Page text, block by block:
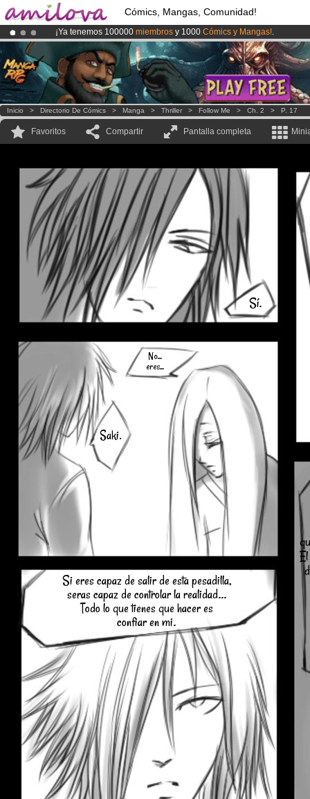
Cómics, Mangas, Comunidad!
¡Ya tenemos 100000 miembros y 1000 Cómics y Mangas!.
¡Conviertete en Premium por3.95 eurosal mes!Hazte Premium ya
El Kickstarter Amilova está desormado lanzado!.
Inicio > Directorio De Cómics > Manga > Thriller > Follow Me > Ch. 2 > P. 17
Favoritos Compartir Pantalla completa
Sí.
No...
eres...
Saki.
Si eres capaz de salir de esta pesadilla,
seras capaz de controlar la realidad...
Todo lo que tienes que hacer es
confiar en mi.